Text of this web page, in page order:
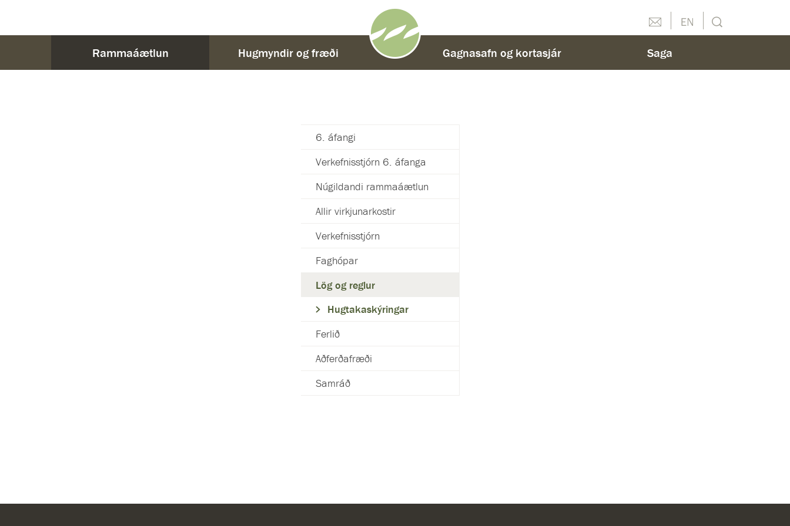
Rammaáætlun Hugmyndir og fræði Gagnasafn og kortasjár Saga
Hafðu samband
English
6. áfangi
Verkefnisstjórn 6. áfanga
Núgildandi rammaáætlun
Allir virkjunarkostir
Verkefnisstjórn
Faghópar
Lög og reglur
Hugtakaskýringar
Ferlið
Aðferðafræði
Samráð